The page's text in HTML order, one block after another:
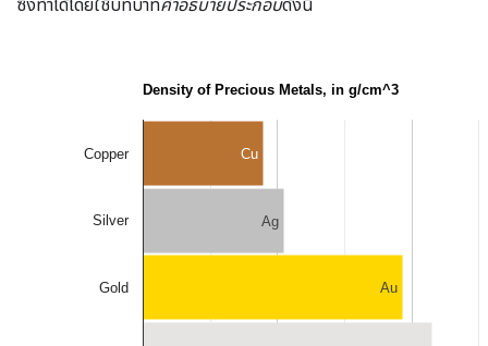
ซึ่งทำได้โดยใช้บทบาทคำอธิบายประกอบดังนี้